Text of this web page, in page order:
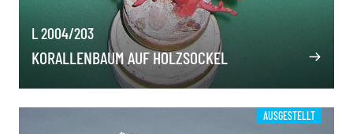
L 2004/203
KORALLENBAUM AUF HOLZSOCKEL
AUSGESTELLT